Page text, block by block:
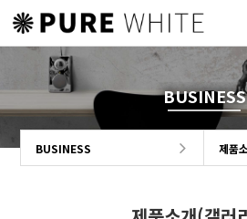
BUSINESS
BUSINESS 제품